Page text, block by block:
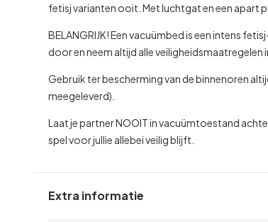
fetisj varianten ooit. Met luchtgat en een apart
BELANGRIJK! Een vacuümbed is een intens
door en neem altijd alle veiligheidsmaatregelen
Gebruik ter bescherming van de binnenoren
meegeleverd).
Laat je partner NOOIT in vacuümtoestand
spel voor jullie allebei veilig blijft.
Extra informatie